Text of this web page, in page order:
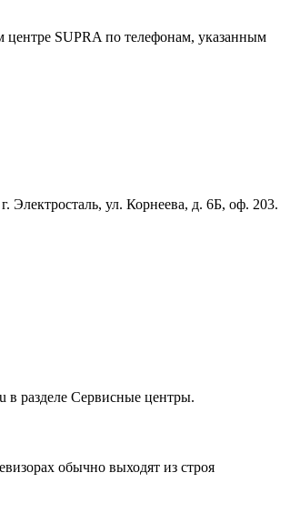
центре SUPRA по телефонам, указанным
ул. Корнеева, д. 6Б, оф. 203.
в разделе Сервисные центры.
обычно выходят из строя